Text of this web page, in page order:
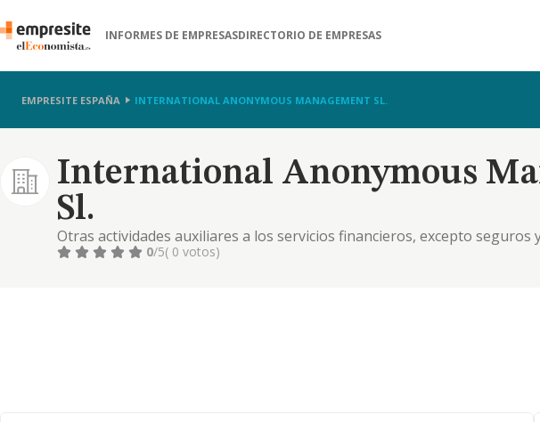
INFORMES DE EMPRESASDIRECTORIO DE EMPRESAS
EMPRESITE ESPAÑA INTERNATIONAL ANONYMOUS MANAGEMENT SL.
International Anonymous
Sl.
Otras actividades auxiliares a los servicios financieros, excepto seguros
0/5( 0 votos)